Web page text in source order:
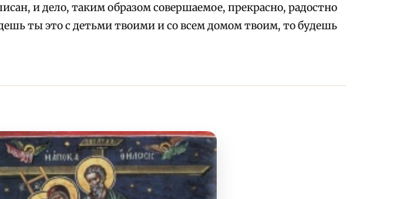
и дело, таким образом совершаемое, прекрасно, радостно
ты это с детьми твоими и со всем домом твоим, то будешь